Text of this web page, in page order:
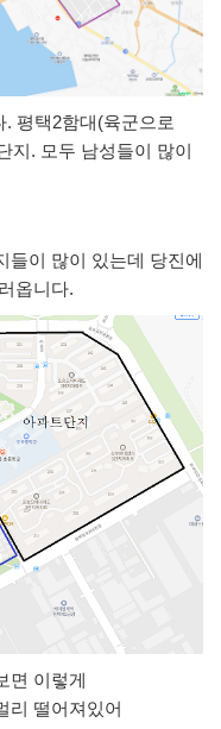
평택2함대(육군으로
지. 모두 남성들이 많이
들이 많이 있는데 당진에
옵니다.
면 이렇게
리 떨어져있어